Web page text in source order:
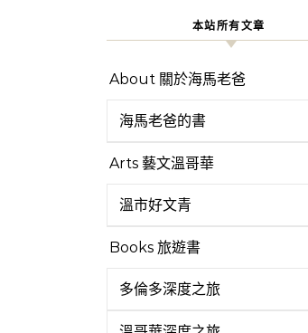
本站所有文章
About 關於海馬老爸
海馬老爸的書
Arts 藝文溫哥華
溫市好文青
Books 旅遊書
多倫多深度之旅